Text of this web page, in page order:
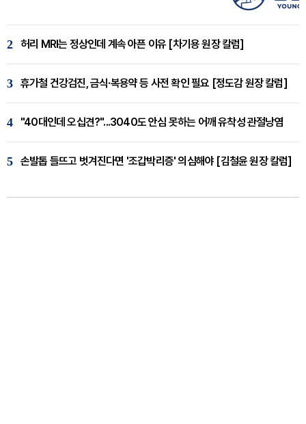
2 허리 MRI는 정상인데 계속 아픈 이유 [차기용 원장 칼럼]
3 휴가철 건강검진, 금식·복용약 등 사전 확인 필요 [정도감 원장 칼럼]
4 "40대인데 오십견?"...3040도 안심 못하는 어깨 유착성 관절낭염
5 손발톱 들뜨고 벗겨진다면 '조갑박리증' 의심해야 [김철윤 원장 칼럼]